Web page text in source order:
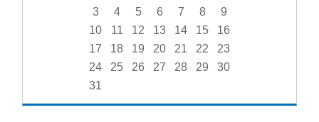
3
4 5 6 7 8
9
10
11 12 13 14 15
16
17
18 19 20 21 22
23
24
25 26 27 28 29
30
31